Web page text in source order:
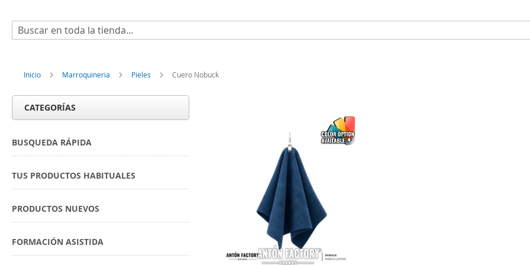
Buscar
Inicio Marroquineria Pieles Cuero Nobuck
CATEGORÍAS
BUSQUEDA RÁPIDA
TUS PRODUCTOS HABITUALES
PRODUCTOS NUEVOS
FORMACIÓN ASISTIDA